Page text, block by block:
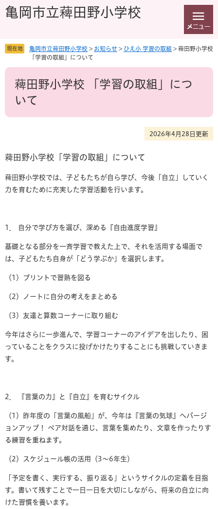
先
を
へ
亀岡市立薭田野小学校
現在地 亀岡市立薭田野小学校 > お知らせ > ひえ小 学習の取組 > 薭田野小学校
「学習の取組」について
本
薭田野小学校 「学習の取組」につ
いて
2026年4月28日更新
薭田野小学校「学習の取組」について
薭田野小学校では、子どもたちが自ら学び、今後「自立」していく
力を育むために充実した学習活動を行います。
1． 自分で学び方を選び、深める『自由進度学習』
基礎となる部分を一斉学習で教えた上で、それを活用する場面で
は、子どもたち自身が「どう学ぶか」を選択します。
（1）プリントで習熟を図る
（2）ノートに自分の考えをまとめる
（3）友達と算数コーナーに取り組む
今年はさらに一歩進んで、学習コーナーのアイデアを出したり、困
っていることをクラスに投げかけたりすることにも挑戦していきま
す。
2． 『言葉の力』と『自立』を育むサイクル
（1）昨年度の「言葉の風船」が、今年は『言葉の気球』へバージ
ョンアップ！ ペア対話を通じ、言葉を集めたり、文章を作ったりす
る練習を重ねます。
（2）スケジュール帳の活用（3〜6年生）
「予定を書く、実行する、振り返る」というサイクルの定着を目指
す。書いて残すことで一日一日を大切にしながら、将来の自立に向
けた習慣を養います。